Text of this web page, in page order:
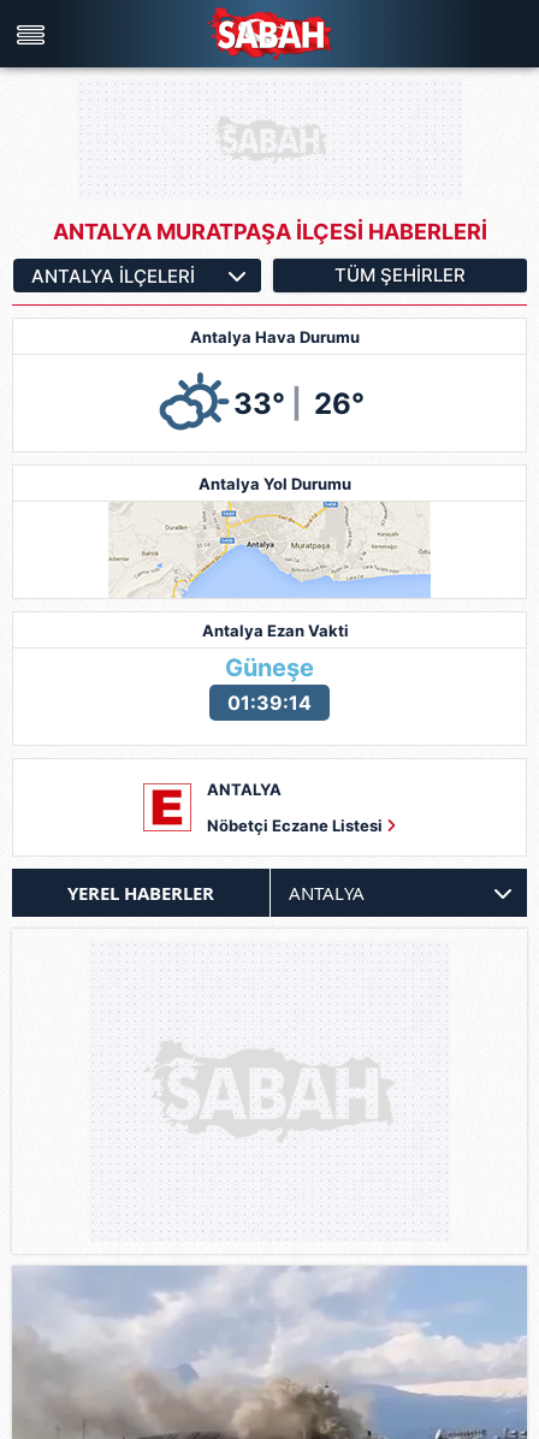
Türkiye'nin en iyi haber sitesi
ANTALYA MURATPAŞA İLÇESİ HABERLERİ
TÜM ŞEHIRLER
Antalya Hava Durumu
33° 26°
Antalya Yol Durumu
Antalya Ezan Vakti
Güneşe
01:39:12
ANTALYA
Nöbetçi Eczane Listesi
YEREL HABERLER